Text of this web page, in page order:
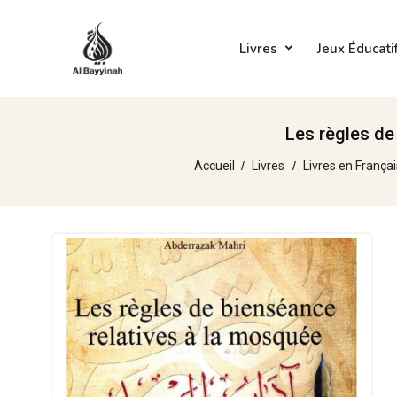
Livres Jeux
Les règles
Accueil Livres Livres en